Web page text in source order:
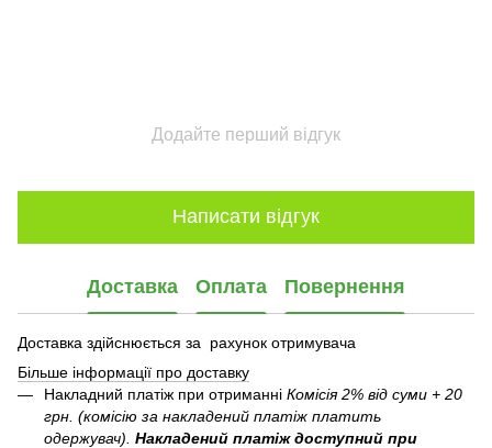
Додайте перший відгук
Написати відгук
Доставка Оплата Повернення
Доставка здійснюється за рахунок отримувача
Більше інформації про доставку
Накладний платіж при отриманні Комісія 2% від суми + 20
грн. (комісію за накладений платіж платить
одержувач). Накладений платіж доступний при